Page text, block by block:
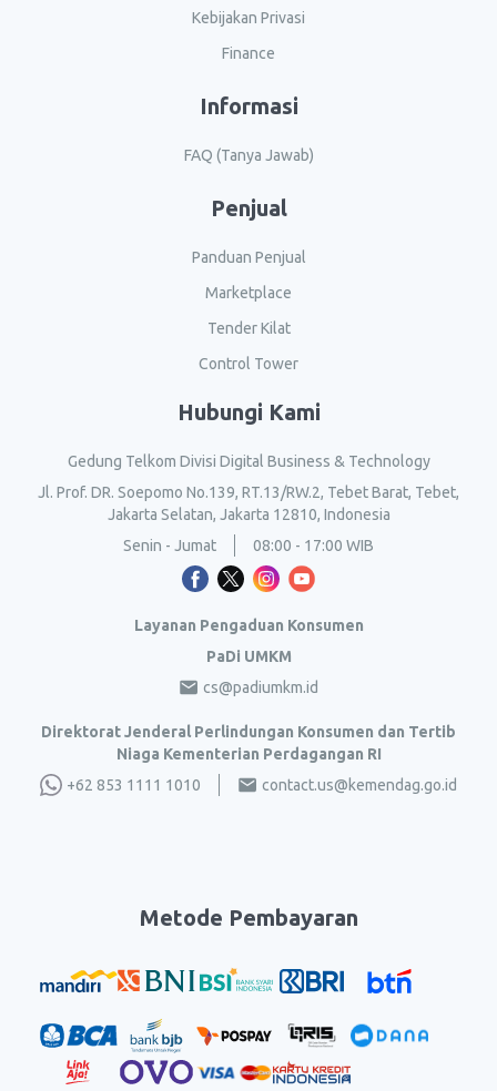
Kebijakan Privasi
Finance
Informasi
FAQ (Tanya Jawab)
Penjual
Panduan Penjual
Marketplace
Tender Kilat
Control Tower
Hubungi Kami
Gedung Telkom Divisi Digital Business & Technology
Jl. Prof. DR. Soepomo No.139, RT.13/RW.2, Tebet Barat, Tebet,
Jakarta Selatan, Jakarta 12810, Indonesia
Senin - Jumat
08:00 - 17:00 WIB
Layanan Pengaduan Konsumen
PaDi UMKM
cs@padiumkm.id
Direktorat Jenderal Perlindungan Konsumen dan Tertib
Niaga Kementerian Perdagangan RI
+62 853 1111 1010
contact.us@kemendag.go.id
Metode Pembayaran